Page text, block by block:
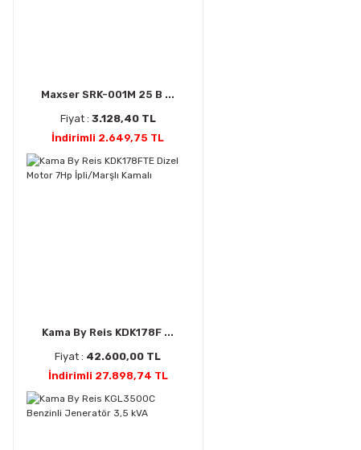
Maxser SRK-001M 25 B ...
Fiyat : 3.128,40 TL
İndirimli 2.649,75 TL
Kama By Reis KDK178F ...
Fiyat : 42.600,00 TL
İndirimli 27.898,74 TL